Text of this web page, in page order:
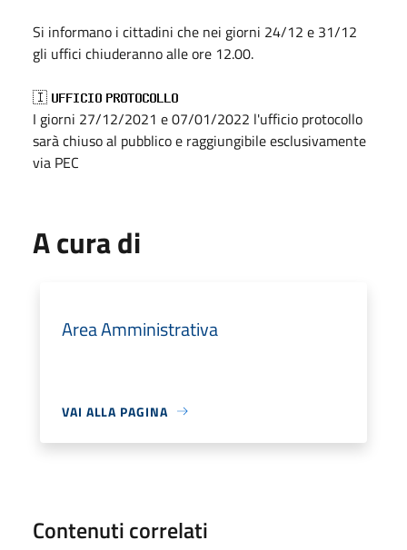
Si informano i cittadini che nei giorni 24/12 e 31/12
gli uffici chiuderanno alle ore 12.00.
🇮 𝐔𝐅𝐅𝐈𝐂𝐈𝐎 𝐏𝐑𝐎𝐓𝐎𝐂𝐎𝐋𝐋𝐎
I giorni 27/12/2021 e 07/01/2022 l'ufficio protocollo
sarà chiuso al pubblico e raggiungibile esclusivamente
via PEC
A cura di
Area Amministrativa
VAI ALLA PAGINA
Contenuti correlati